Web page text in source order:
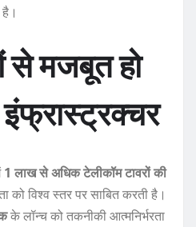
से मजबूत हो
1 लाख से अधिक टेलीकॉम टावरों की
को विश्व स्तर पर साबित करती है।
के लॉन्च को तकनीकी आत्मनिर्भरता